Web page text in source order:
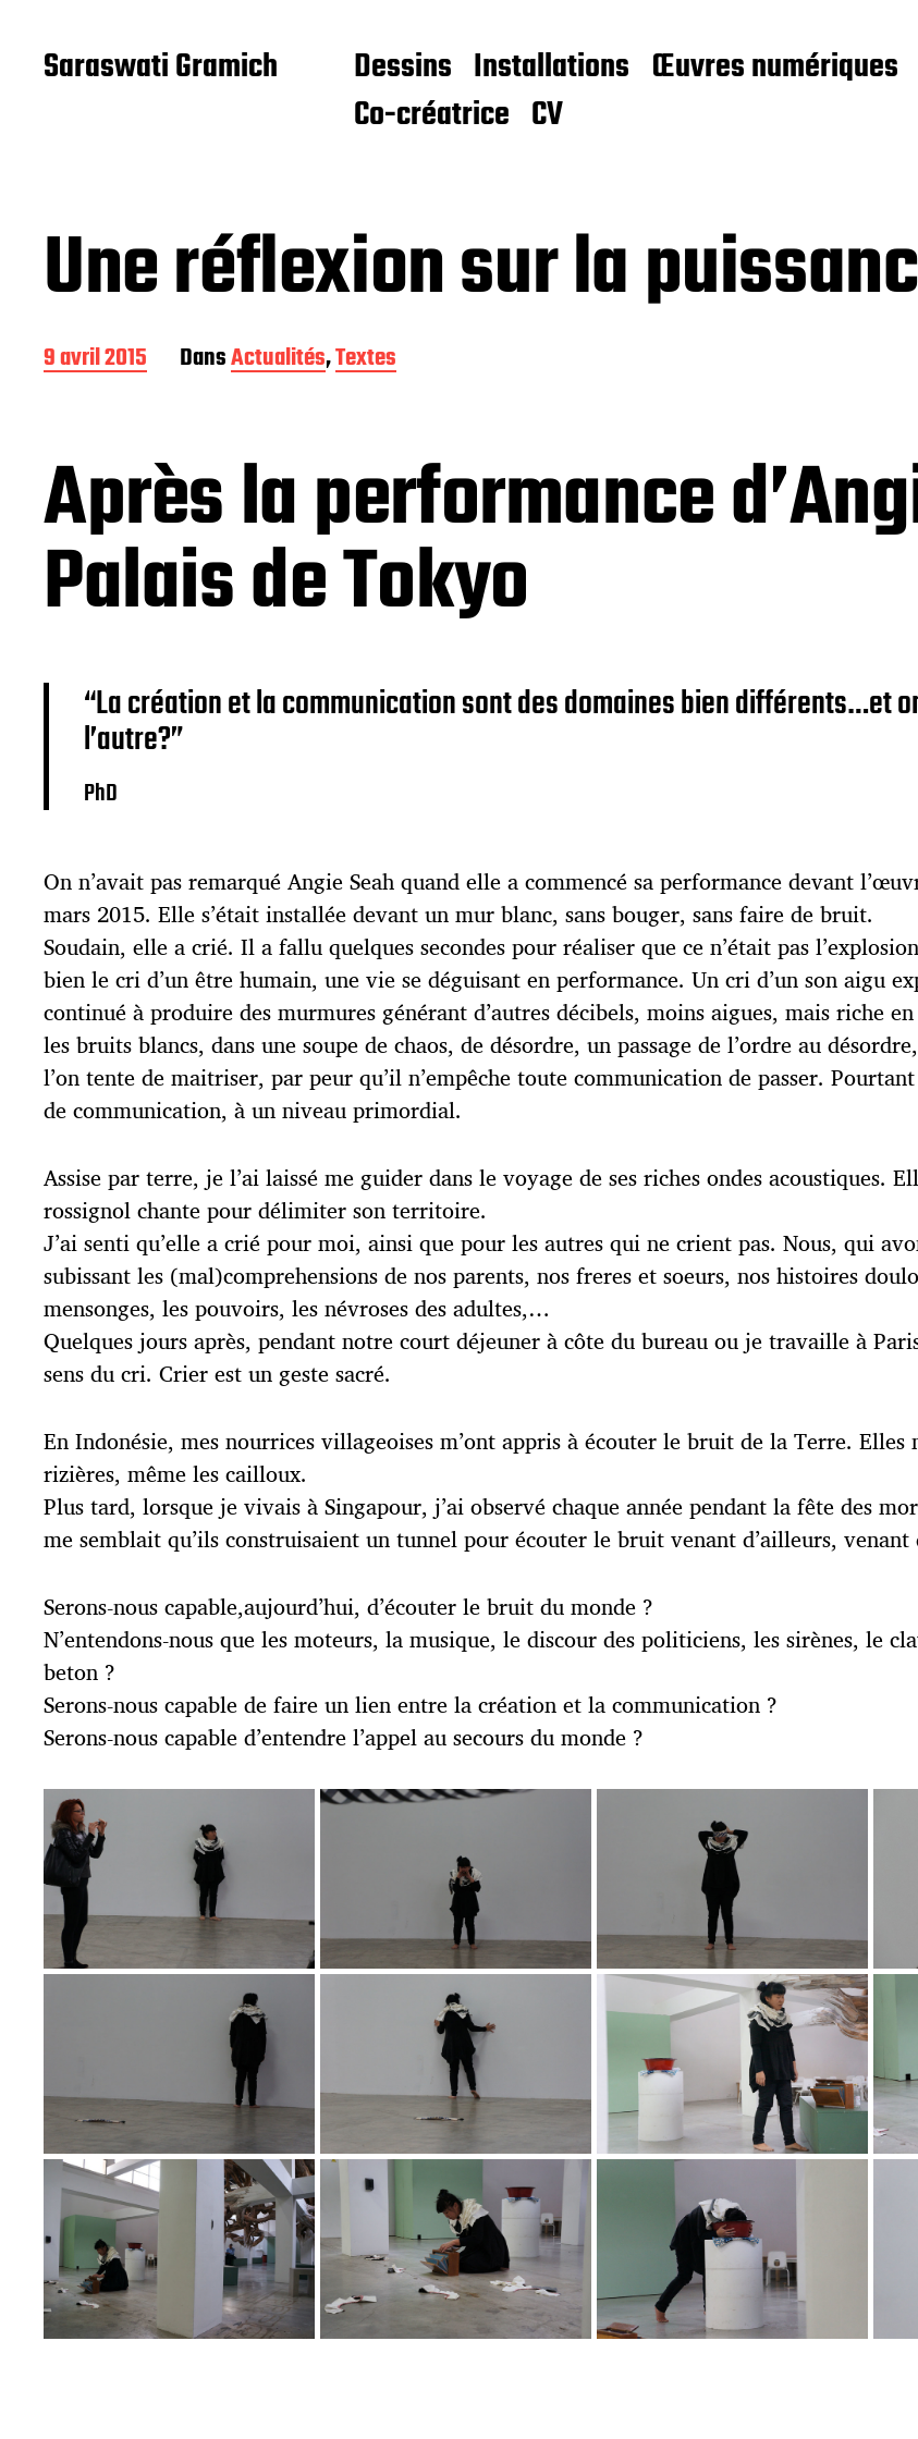
Saraswati Gramich Dessins Installations Œuvres numériques
Co-créatrice CV
Une réflexion sur la
D
a
e
p
u
b
i
i
9 avril 2015 DansActualités,Textes
Après la performance
Palais de Tokyo
“La création et la communication sont des domaines bien différents…et
l’autre?”
PhD
On n’avait pas remarqué Angie Seah quand elle a commencé sa performance devant
mars 2015. Elle s’était installée devant un mur blanc, sans bouger, sans faire de bruit.
Soudain, elle a crié. Il a fallu quelques secondes pour réaliser que ce n’était pas
bien le cri d’un être humain, une vie se déguisant en performance. Un cri d’un son aigu
continué à produire des murmures générant d’autres décibels, moins aigues, mais riche
les bruits blancs, dans une soupe de chaos, de désordre, un passage de l’ordre au
l’on tente de maitriser, par peur qu’il n’empêche toute communication de passer.
de communication, à un niveau primordial.
Assise par terre, je l’ai laissé me guider dans le voyage de ses riches ondes acoustiques.
rossignol chante pour délimiter son territoire.
J’ai senti qu’elle a crié pour moi, ainsi que pour les autres qui ne crient pas. Nous, qui
subissant les (mal)comprehensions de nos parents, nos freres et soeurs, nos histoires
mensonges, les pouvoirs, les névroses des adultes,…
Quelques jours après, pendant notre court déjeuner à côte du bureau ou je travaille à
sens du cri. Crier est un geste sacré.
En Indonésie, mes nourrices villageoises m’ont appris à écouter le bruit de la Terre.
rizières, même les cailloux.
Plus tard, lorsque je vivais à Singapour, j’ai observé chaque année pendant la fête des
me semblait qu’ils construisaient un tunnel pour écouter le bruit venant d’ailleurs,
Serons-nous capable,aujourd’hui, d’écouter le bruit du monde ?
N’entendons-nous que les moteurs, la musique, le discour des politiciens, les sirènes, le
beton ?
Serons-nous capable de faire un lien entre la création et la communication ?
Serons-nous capable d’entendre l’appel au secours du monde ?